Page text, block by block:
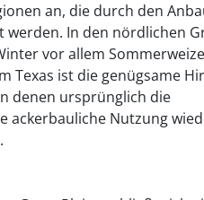
an, die durch den
werden. In den nördlichen
vor allem
Texas ist die genügsame
denen ursprünglich die
ackerbauliche Nutzung